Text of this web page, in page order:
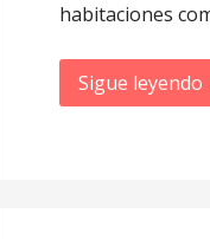
habitaciones
Sigue